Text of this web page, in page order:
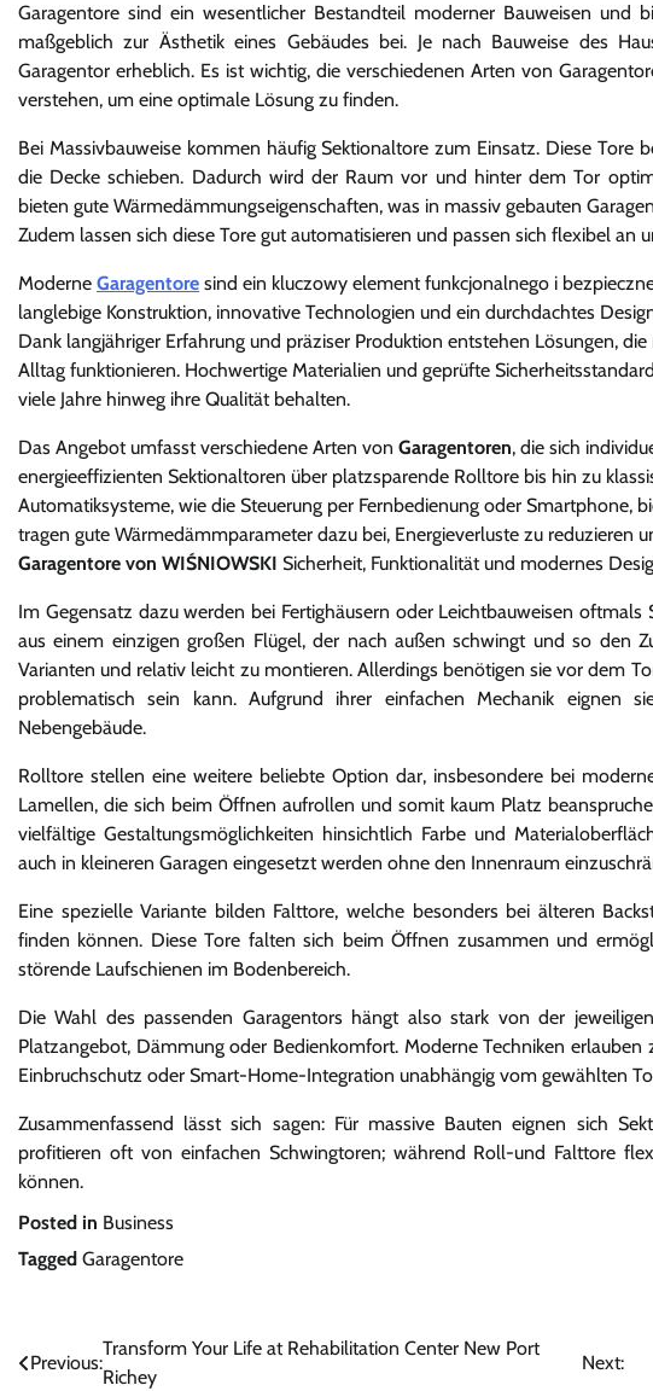
Garagentore sind ein wesentlicher Bestandteil moderner Bauweisen und
maßgeblich zur Ästhetik eines Gebäudes bei. Je nach Bauweise des
Garagentor erheblich. Es ist wichtig, die verschiedenen Arten von
verstehen, um eine optimale Lösung zu finden.
Bei Massivbauweise kommen häufig Sektionaltore zum Einsatz. Diese
die Decke schieben. Dadurch wird der Raum vor und hinter dem Tor
bieten gute Wärmedämmungseigenschaften, was in massiv gebauten
Zudem lassen sich diese Tore gut automatisieren und passen sich flexibel an
Moderne Garagentore sind ein kluczowy element funkcjonalnego i
langlebige Konstruktion, innovative Technologien und ein durchdachtes
Dank langjähriger Erfahrung und präziser Produktion entstehen Lösungen,
Alltag funktionieren. Hochwertige Materialien und geprüfte
viele Jahre hinweg ihre Qualität behalten.
Das Angebot umfasst verschiedene Arten von Garagentoren, die sich
energieeffizienten Sektionaltoren über platzsparende Rolltore bis hin zu
Automatiksysteme, wie die Steuerung per Fernbedienung oder Smartphone,
tragen gute Wärmedämmparameter dazu bei, Energieverluste zu reduzieren
Garagentore von WIŚNIOWSKI Sicherheit, Funktionalität und modernes
Im Gegensatz dazu werden bei Fertighäusern oder Leichtbauweisen
aus einem einzigen großen Flügel, der nach außen schwingt und so den
Varianten und relativ leicht zu montieren. Allerdings benötigen sie vor dem
problematisch sein kann. Aufgrund ihrer einfachen Mechanik eignen
Nebengebäude.
Rolltore stellen eine weitere beliebte Option dar, insbesondere bei
Lamellen, die sich beim Öffnen aufrollen und somit kaum Platz
vielfältige Gestaltungsmöglichkeiten hinsichtlich Farbe und
auch in kleineren Garagen eingesetzt werden ohne den Innenraum
Eine spezielle Variante bilden Falttore, welche besonders bei älteren
finden können. Diese Tore falten sich beim Öffnen zusammen und
störende Laufschienen im Bodenbereich.
Die Wahl des passenden Garagentors hängt also stark von der
Platzangebot, Dämmung oder Bedienkomfort. Moderne Techniken
Einbruchschutz oder Smart-Home-Integration unabhängig vom gewählten
Zusammenfassend lässt sich sagen: Für massive Bauten eignen sich
profitieren oft von einfachen Schwingtoren; während Roll-und Falttore
können.
Posted in Business
Tagged Garagentore
Post
Previous:
Transform Your Life at Rehabilitation Center New Port
Richey
Next: